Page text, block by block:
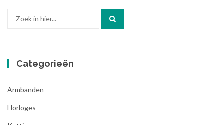
Zoek
Categorieën
Armbanden
Horloges